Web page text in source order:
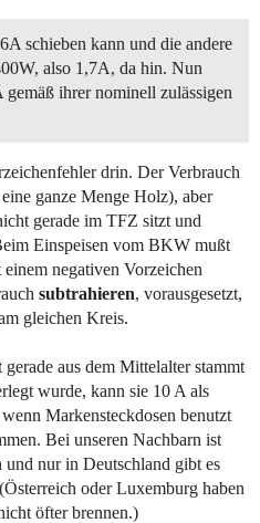
schieben kann und die andere
also 1,7A, da hin. Nun
ihrer nominell zulässigen
drin. Der Verbrauch
ganze Menge Holz), aber
gerade im TFZ sitzt und
Einspeisen vom BKW mußt
negativen Vorzeichen
subtrahieren, vorausgesetzt,
gleichen Kreis.
aus dem Mittelalter stammt
wurde, kann sie 10 A als
Markensteckdosen benutzt
Bei unseren Nachbarn ist
nur in Deutschland gibt es
oder Luxemburg haben
öfter brennen.)